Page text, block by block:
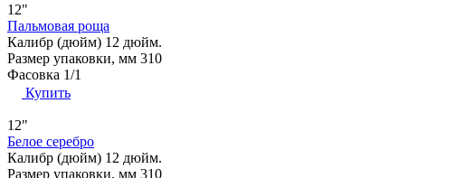
12"
Пальмовая роща
Калибр (дюйм) 12 дюйм.
Размер упаковки, мм 310
Фасовка 1/1
Купить
12"
Белое серебро
Калибр (дюйм) 12 дюйм.
Размер упаковки, мм 310